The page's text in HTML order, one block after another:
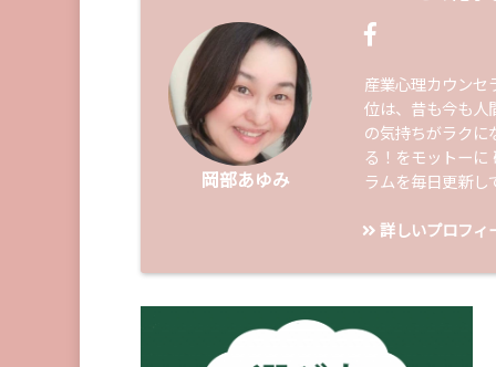
岡部あゆみ
産業心理カウン
位は、昔も今も人
の気持ちがラクに
る！をモットーに
ラムを毎日更新し
詳しいプロフィ